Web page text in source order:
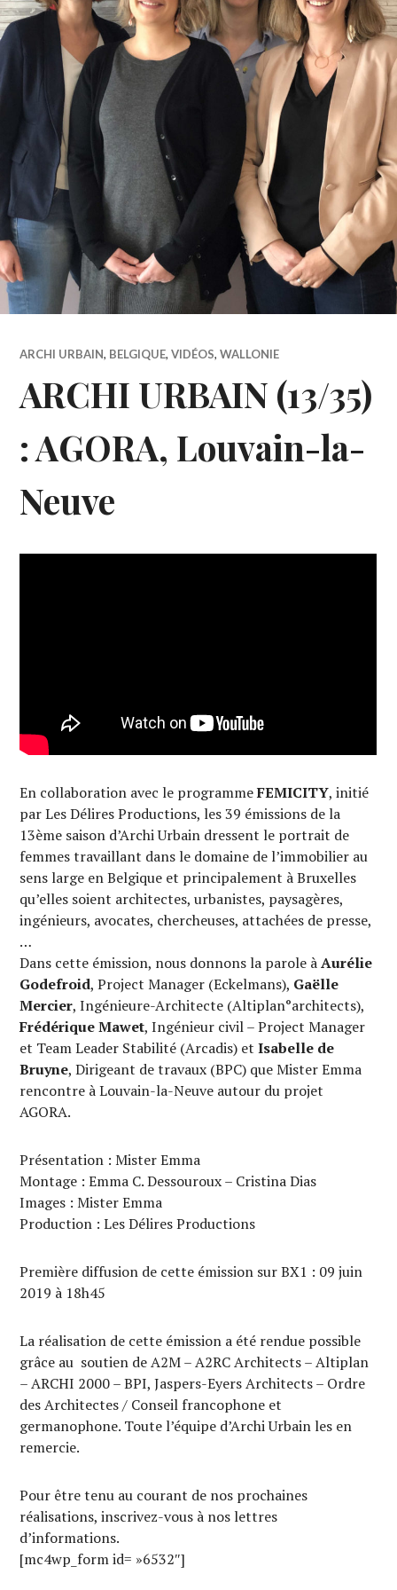
ARCHI URBAIN, BELGIQUE,VIDÉOS,WALLONIE
ARCHI URBAIN (13/35)
: AGORA, Louvain-la-
Neuve
En collaboration avec le programmeFEMICITY, initié
par Les Délires Productions, les 39 émissions de la
13ème saison d’Archi Urbain dressent le portrait de
femmes travaillant dans le domaine de l’immobilier au
sens large en Belgique et principalement à Bruxelles
qu’elles soient architectes, urbanistes, paysagères,
ingénieurs, avocates, chercheuses, attachées de presse,
…
Dans cette émission, nous donnons la parole àAurélie
Godefroid, Project Manager (Eckelmans), Gaëlle
Mercier, Ingénieure-Architecte (Altiplan°architects),
Frédérique Mawet, Ingénieur civil – Project Manager
et Team Leader Stabilité (Arcadis) etIsabelle de
Bruyne, Dirigeant de travaux (BPC) que Mister Emma
rencontre à Louvain-la-Neuve autour du projet
AGORA.
Présentation : Mister Emma
Montage : Emma C. Dessouroux – Cristina Dias
Images : Mister Emma
Production : Les Délires Productions
Première diffusion de cette émission sur BX1 : 09 juin
2019 à 18h45
La réalisation de cette émission a été rendue possible
grâce au soutien de A2M – A2RC Architects – Altiplan
– ARCHI 2000 – BPI, Jaspers-Eyers Architects – Ordre
des Architectes / Conseil francophone et
germanophone. Toute l’équipe d’Archi Urbain les en
remercie.
Pour être tenu au courant de nos prochaines
réalisations, inscrivez-vous à nos lettres
d’informations.
[mc4wp_form id= »6532″]